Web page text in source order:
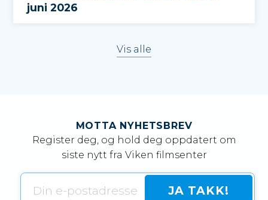
juni 2026
Vis alle
MOTTA NYHETSBREV
Register deg, og hold deg oppdatert om
siste nytt fra Viken filmsenter